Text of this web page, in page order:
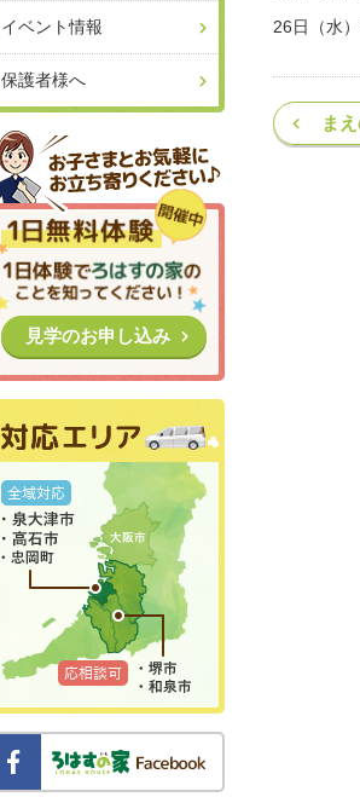
26日（水
ま
イベント情報
保護者様へ
見学のお申し込み